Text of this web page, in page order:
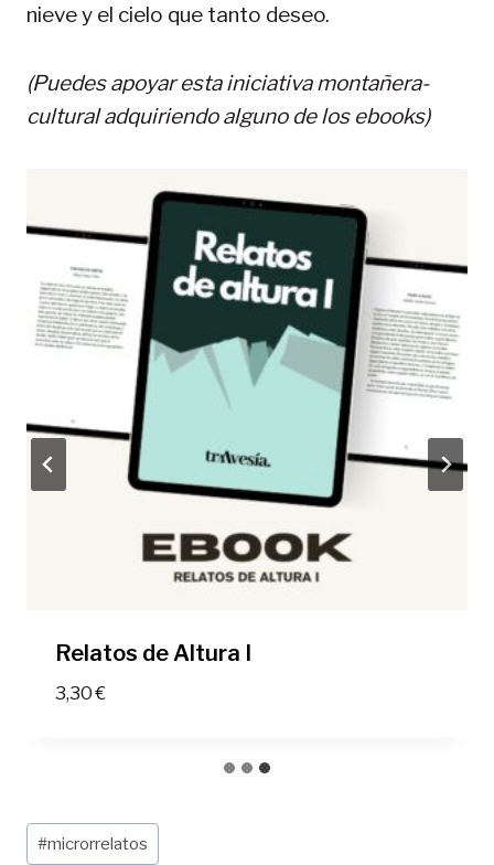
nieve y el cielo que tanto deseo.
(Puedes apoyar esta iniciativa montañera-
cultural adquiriendo alguno de los ebooks)
Relatos de Altura I
3,30€
Etiquetas
#microrrelatos